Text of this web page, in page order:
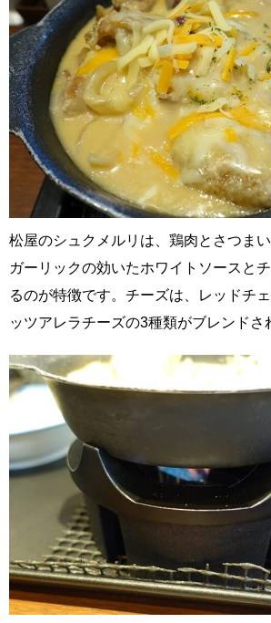
松屋のシュクメルリは、鶏肉とさつまい
ガーリックの効いたホワイトソースと
るのが特徴です。チーズは、レッドチ
ッツアレラチーズの3種類がブレンドさ